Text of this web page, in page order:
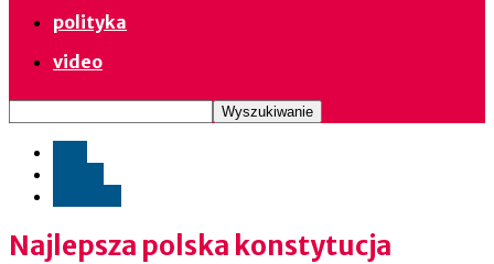
polityka
video
Najlepsza polska konstytucja